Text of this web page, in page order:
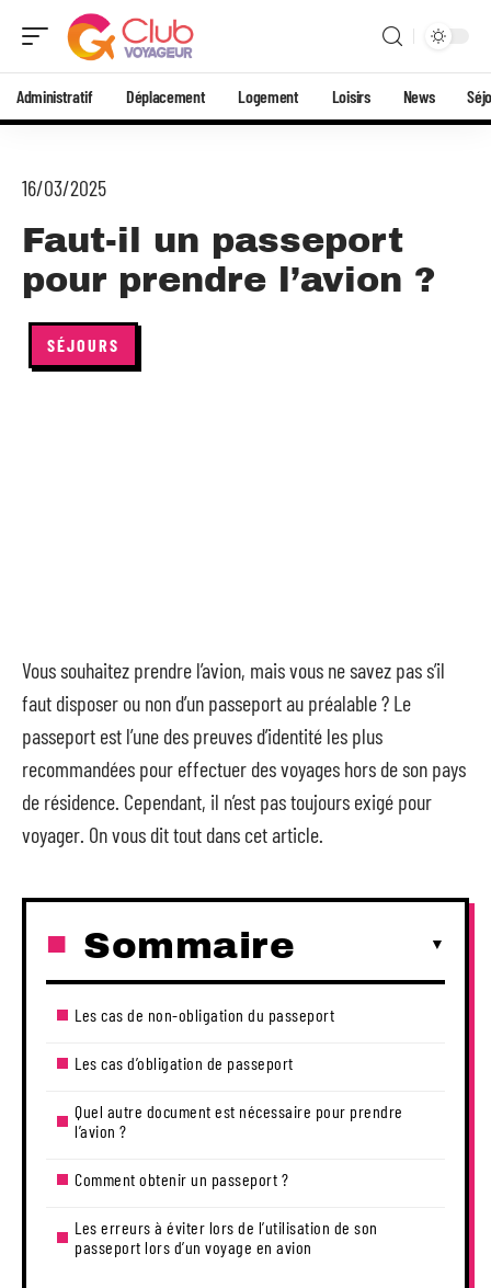
Administratif Déplacement Logement Loisirs News
16/03/2025
Faut-il un passeport
pour prendre l’avion ?
SÉJOURS
Vous souhaitez prendre l’avion, mais vous ne savez pas s’il
faut disposer ou non d’un passeport au préalable ? Le
passeport est l’une des preuves d’identité les plus
recommandées pour effectuer des voyages hors de son pays
de résidence. Cependant, il n’est pas toujours exigé pour
voyager. On vous dit tout dans cet article.
Sommaire
Les cas de non-obligation du passeport
Les cas d’obligation de passeport
Quel autre document est nécessaire pour prendre
l’avion ?
Comment obtenir un passeport ?
Les erreurs à éviter lors de l’utilisation de son
passeport lors d’un voyage en avion